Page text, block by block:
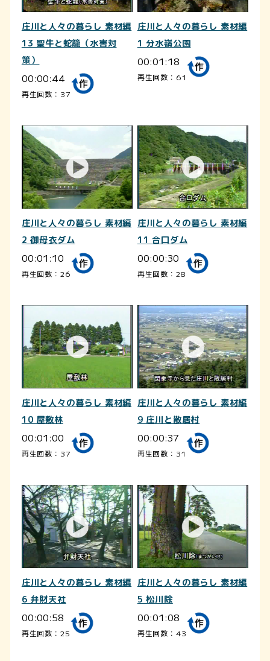
庄川と人々の暮らし 素材編
13 聖牛と蛇籠（水害対
策）
00:00:44
再生回数：37
庄川と人々の暮らし 素材編
1 分水嶺公園
00:01:18
再生回数：61
庄川と人々の暮らし 素材編
2 御母衣ダム
00:01:10
再生回数：26
庄川と人々の暮らし 素材編
11 合口ダム
00:00:30
再生回数：28
庄川と人々の暮らし 素材編
10 屋敷林
00:01:00
再生回数：37
庄川と人々の暮らし 素材編
9 庄川と散居村
00:00:37
再生回数：31
庄川と人々の暮らし 素材編
6 弁財天社
00:00:58
再生回数：25
庄川と人々の暮らし 素材編
5 松川除
00:01:08
再生回数：43